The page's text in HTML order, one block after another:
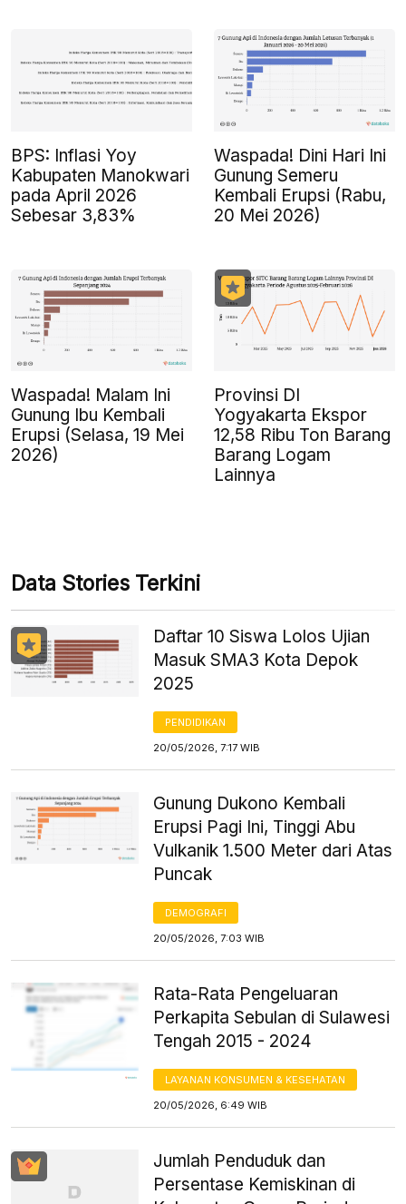
BPS: Inflasi Yoy
Kabupaten Manokwari
pada April 2026
Sebesar 3,83%
Waspada! Dini Hari Ini
Gunung Semeru
Kembali Erupsi (Rabu,
20 Mei 2026)
Waspada! Malam Ini
Gunung Ibu Kembali
Erupsi (Selasa, 19 Mei
2026)
Provinsi DI
Yogyakarta Ekspor
12,58 Ribu Ton Barang
Barang Logam
Lainnya
Data Stories Terkini
Daftar 10 Siswa Lolos Ujian
Masuk SMA3 Kota Depok
2025
PENDIDIKAN
20/05/2026, 7:17 WIB
Gunung Dukono Kembali
Erupsi Pagi Ini, Tinggi Abu
Vulkanik 1.500 Meter dari Atas
Puncak
DEMOGRAFI
20/05/2026, 7:03 WIB
Rata-Rata Pengeluaran
Perkapita Sebulan di Sulawesi
Tengah 2015 - 2024
LAYANAN KONSUMEN & KESEHATAN
20/05/2026, 6:49 WIB
Jumlah Penduduk dan
Persentase Kemiskinan di